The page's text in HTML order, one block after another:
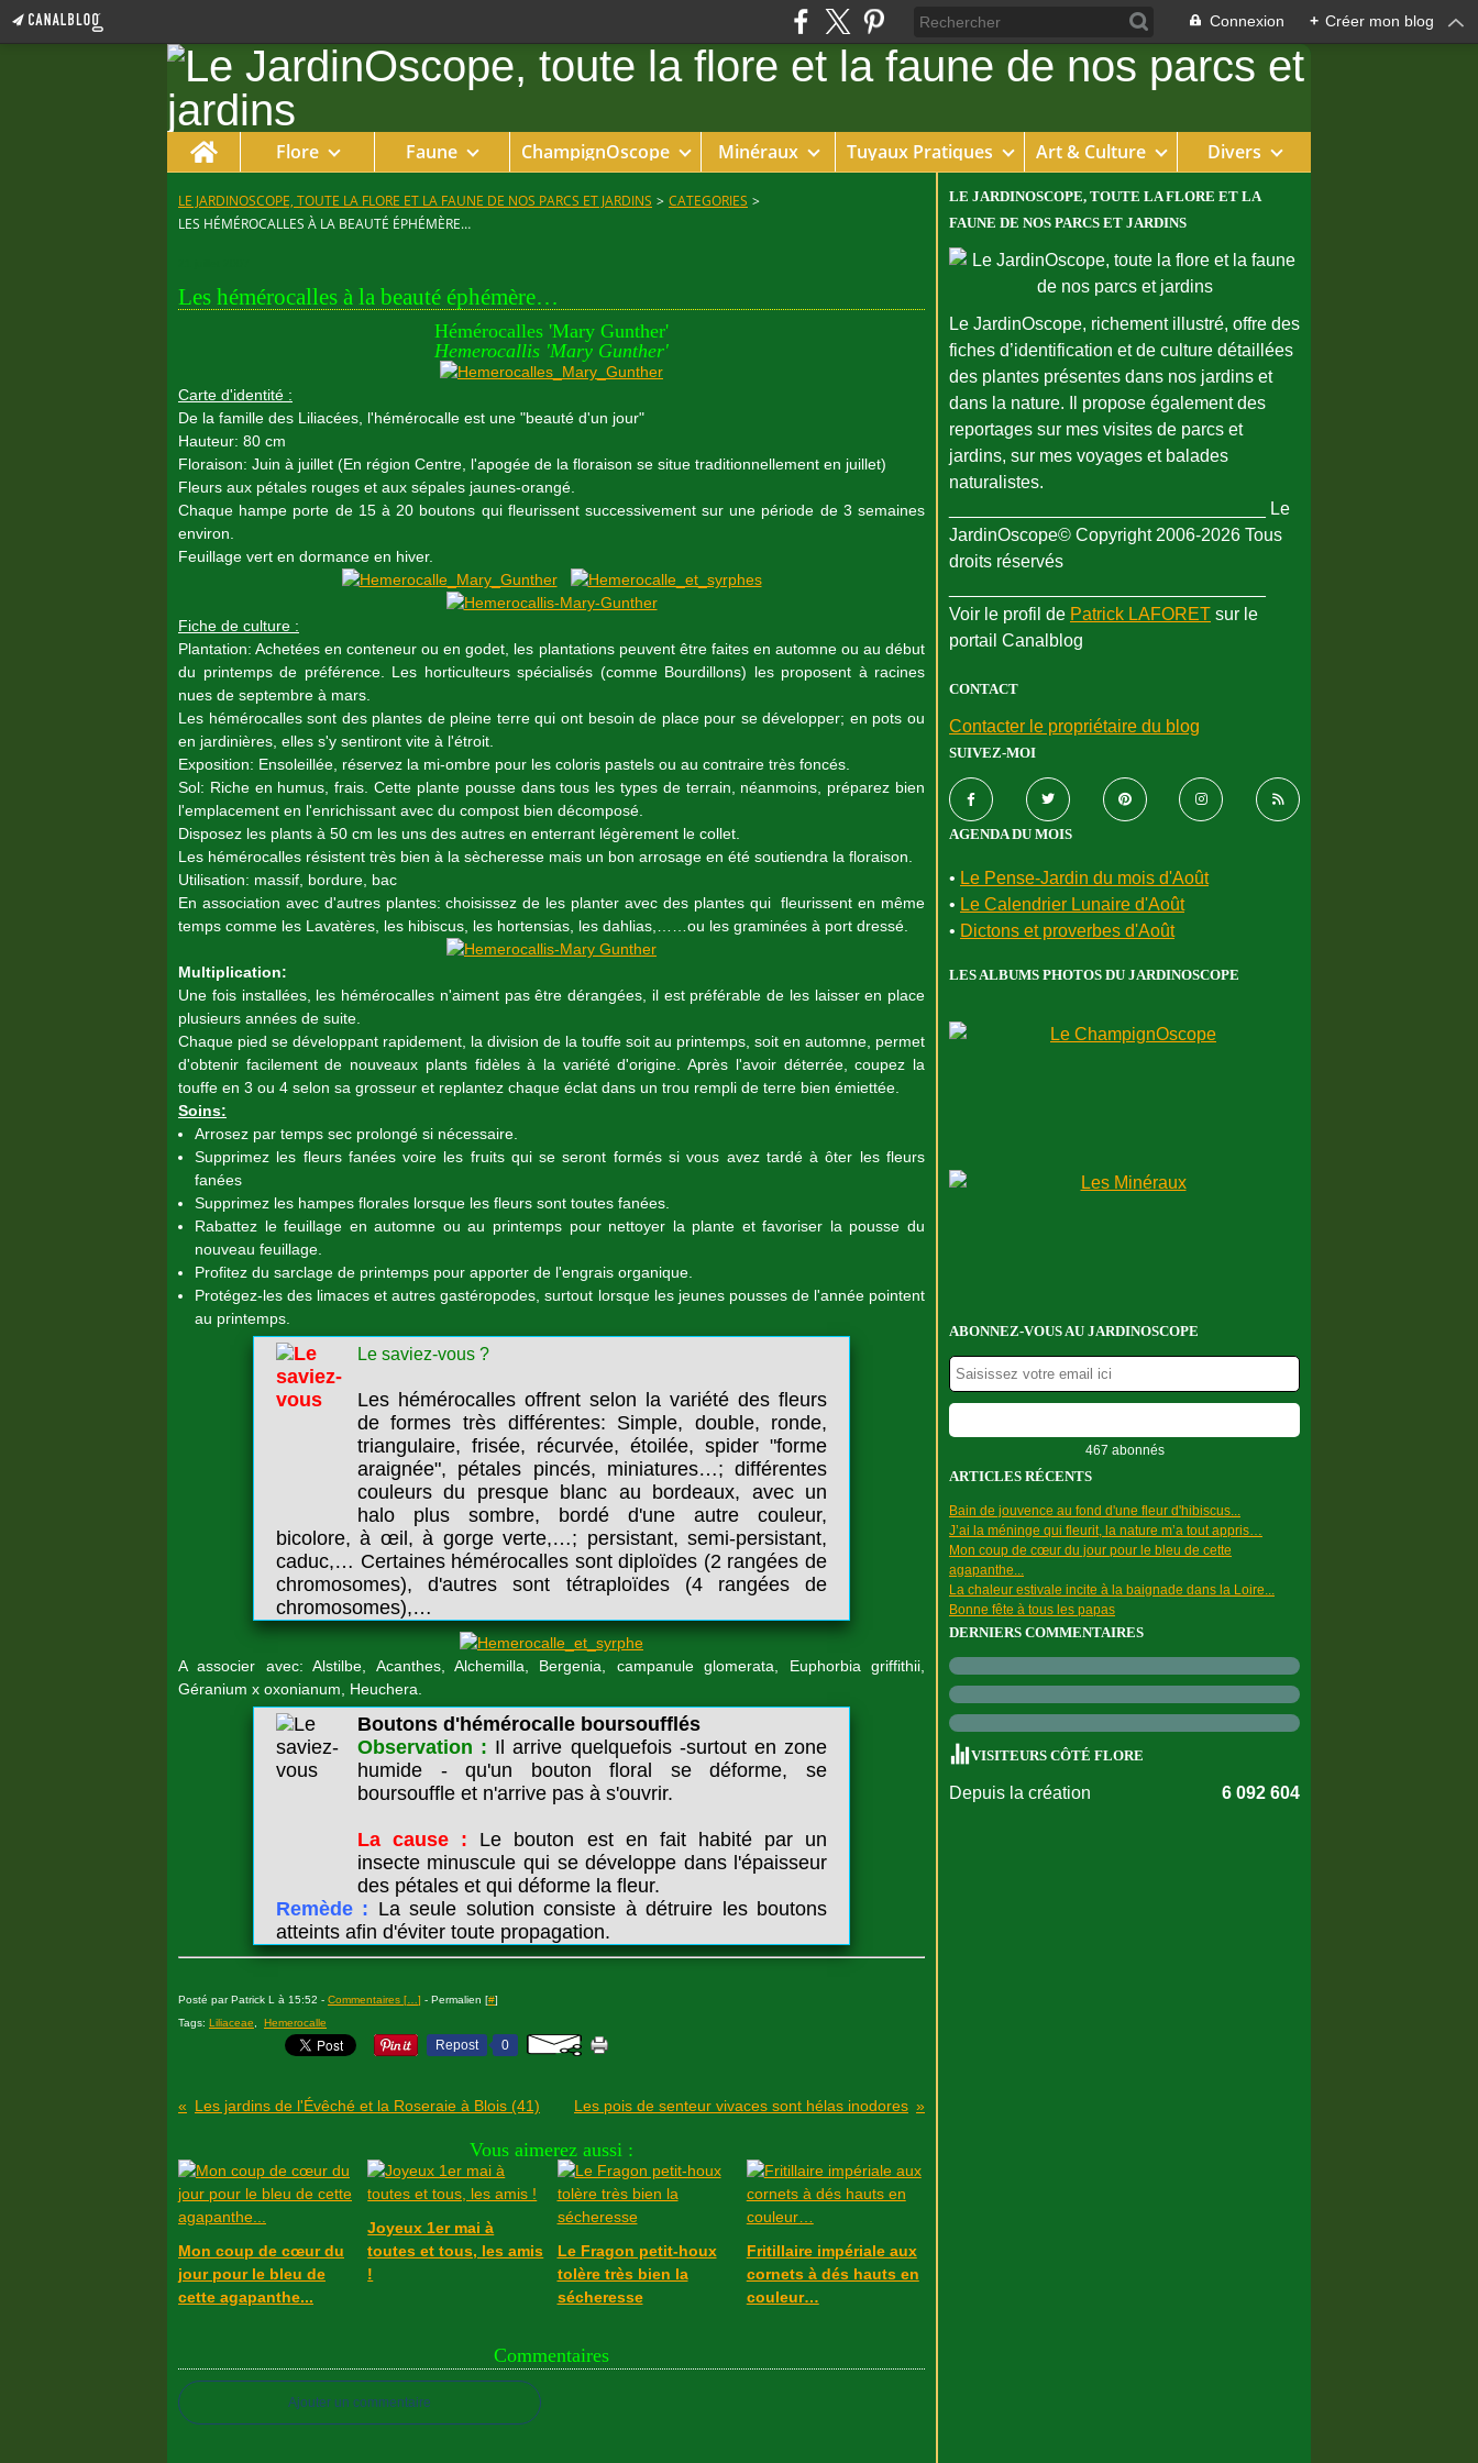
Connexion + Créer mon blog
Home Flore Faune ChampignOscope Minéraux Tuyaux Pratiques Art & Culture Divers
LE JARDINOSCOPE, TOUTE LA FLORE ET LA FAUNE DE NOS PARCS ET JARDINS > CATEGORIES >
LES HÉMÉROCALLES À LA BEAUTÉ ÉPHÉMÈRE…
Les hémérocalles à la beauté éphémère…
Hémérocalles 'Mary Gunther'
Hemerocallis 'Mary Gunther'
Carte d'identité :
De la famille des Liliacées, l'hémérocalle est une "beauté d'un jour"
Hauteur: 80 cm
Floraison: Juin à juillet (En région Centre, l'apogée de la floraison se situe traditionnellement en juillet)
Fleurs aux pétales rouges et aux sépales jaunes-orangé.
Chaque hampe porte de 15 à 20 boutons qui fleurissent successivement sur une période de 3 semaines
environ.
Feuillage vert en dormance en hiver.
Fiche de culture :
Plantation: Achetées en conteneur ou en godet, les plantations peuvent être faites en automne ou au début
du printemps de préférence. Les horticulteurs spécialisés (comme Bourdillons) les proposent à racines
nues de septembre à mars.
Les hémérocalles sont des plantes de pleine terre qui ont besoin de place pour se développer; en pots ou
en jardinières, elles s'y sentiront vite à l'étroit.
Exposition: Ensoleillée, réservez la mi-ombre pour les coloris pastels ou au contraire très foncés.
Sol: Riche en humus, frais. Cette plante pousse dans tous les types de terrain, néanmoins, préparez bien
l'emplacement en l'enrichissant avec du compost bien décomposé.
Disposez les plants à 50 cm les uns des autres en enterrant légèrement le collet.
Les hémérocalles résistent très bien à la sècheresse mais un bon arrosage en été soutiendra la floraison.
Utilisation: massif, bordure, bac
En association avec d'autres plantes: choisissez de les planter avec des plantes qui fleurissent en même
temps comme les Lavatères, les hibiscus, les hortensias, les dahlias,……ou les graminées à port dressé.
Multiplication:
Une fois installées, les hémérocalles n'aiment pas être dérangées, il est préférable de les laisser en place
plusieurs années de suite.
Chaque pied se développant rapidement, la division de la touffe soit au printemps, soit en automne, permet
d'obtenir facilement de nouveaux plants fidèles à la variété d'origine. Après l'avoir déterrée, coupez la
touffe en 3 ou 4 selon sa grosseur et replantez chaque éclat dans un trou rempli de terre bien émiettée.
Soins:
Arrosez par temps sec prolongé si nécessaire.
Supprimez les fleurs fanées voire les fruits qui se seront formés si vous avez tardé à ôter les fleurs
fanées
Supprimez les hampes florales lorsque les fleurs sont toutes fanées.
Rabattez le feuillage en automne ou au printemps pour nettoyer la plante et favoriser la pousse du
nouveau feuillage.
Profitez du sarclage de printemps pour apporter de l'engrais organique.
Protégez-les des limaces et autres gastéropodes, surtout lorsque les jeunes pousses de l'année pointent
au printemps.
Le saviez-vous ?
Les hémérocalles offrent selon la variété des fleurs
de formes très différentes: Simple, double, ronde,
triangulaire, frisée, récurvée, étoilée, spider "forme
araignée", pétales pincés, miniatures…; différentes
couleurs du presque blanc au bordeaux, avec un
halo plus sombre, bordé d'une autre couleur,
bicolore, à œil, à gorge verte,…; persistant, semi-persistant,
caduc,… Certaines hémérocalles sont diploïdes (2 rangées de
chromosomes), d'autres sont tétraploïdes (4 rangées de
chromosomes),…
A associer avec: Alstilbe, Acanthes, Alchemilla, Bergenia, campanule glomerata, Euphorbia griffithii,
Géranium x oxonianum, Heuchera.
Boutons d'hémérocalle boursoufflés
Observation : Il arrive quelquefois -surtout en zone
humide - qu'un bouton floral se déforme, se
boursouffle et n'arrive pas à s'ouvrir.
La cause :
Le bouton est en fait habité par un
insecte minuscule qui se développe dans l'épaisseur
des pétales et qui déforme la fleur.
Remède : La seule solution consiste à détruire les boutons
atteints afin d'éviter toute propagation.
Posté par Patrick L à 15:52 - Commentaires [ ] - Permalien [#]
Tags: Liliaceae Hemerocalle
Repost 0
Les jardins de l'Évêché et la Roseraie à Blois (41) Les pois de senteur vivaces sont hélas inodores
Vous aimerez aussi :
Mon coup de cœur du
jour pour le bleu de
cette agapanthe...
Joyeux 1er mai à
toutes et tous, les amis
!
Le Fragon petit-houx
tolère très bien la
sécheresse
Fritillaire impériale aux
cornets à dés hauts en
couleur…
Commentaires
Ajouter un commentaire
LE JARDINOSCOPE, TOUTE LA FLORE ET LA
FAUNE DE NOS PARCS ET JARDINS
Le JardinOscope, richement illustré, offre des
fiches d’identification et de culture détaillées
des plantes présentes dans nos jardins et
dans la nature. Il propose également des
reportages sur mes visites de parcs et
jardins, sur mes voyages et balades
naturalistes.
________________________________ Le
JardinOscope© Copyright 2006-2026 Tous
droits réservés
Voir le profil de Patrick LAFORET sur le
portail Canalblog
CONTACT
Contacter le propriétaire du blog
SUIVEZ-MOI
AGENDA DU MOIS
• Le Pense-Jardin du mois d'Août
• Le Calendrier Lunaire d'Août
• Dictons et proverbes d'Août
LES ALBUMS PHOTOS DU JARDINOSCOPE
ABONNEZ-VOUS AU JARDINOSCOPE
467 abonnés
ARTICLES RÉCENTS
Bain de jouvence au fond d'une fleur d'hibiscus...
J’ai la méninge qui fleurit, la nature m’a tout appris…
Mon coup de cœur du jour pour le bleu de cette
agapanthe...
La chaleur estivale incite à la baignade dans la Loire...
Bonne fête à tous les papas
DERNIERS COMMENTAIRES
VISITEURS CÔTÉ FLORE
Depuis la création 6 092 604